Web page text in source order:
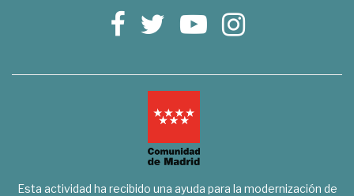
Esta actividad ha recibido una ayuda para la modernización de